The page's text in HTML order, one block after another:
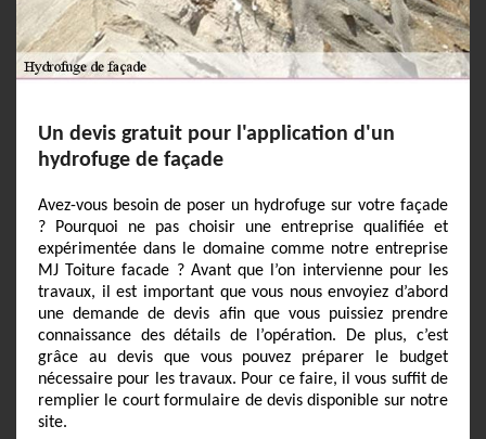
Un devis gratuit pour l'application d'un
hydrofuge de façade
Avez-vous besoin de poser un hydrofuge sur votre façade
? Pourquoi ne pas choisir une entreprise qualifiée et
expérimentée dans le domaine comme notre entreprise
MJ Toiture facade ? Avant que l’on intervienne pour les
travaux, il est important que vous nous envoyiez d’abord
une demande de devis afin que vous puissiez prendre
connaissance des détails de l’opération. De plus, c’est
grâce au devis que vous pouvez préparer le budget
nécessaire pour les travaux. Pour ce faire, il vous suffit de
remplier le court formulaire de devis disponible sur notre
site.